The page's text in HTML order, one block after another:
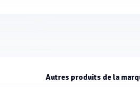
Autres produits de la